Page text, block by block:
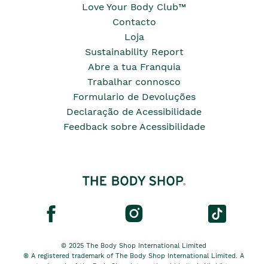
Love Your Body Club™
Contacto
Loja
Sustainability Report
Abre a tua Franquia
Trabalhar connosco
Formulario de Devoluções
Declaração de Acessibilidade
Feedback sobre Acessibilidade
© 2025 The Body Shop International Limited
® A registered trademark of The Body Shop International Limited. A